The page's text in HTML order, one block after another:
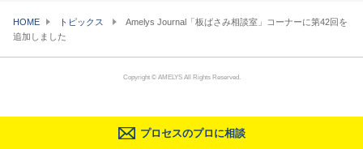
プロセスのプロに相談
HOME トピックス
Amelys Journal「板ばさみ相談室」コーナーに第42回を
追加しました
Copyright © AMELYS All Rights Reserved.